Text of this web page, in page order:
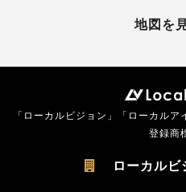
地図を
「ローカルビジョン」「ローカル
登録商
 ローカル